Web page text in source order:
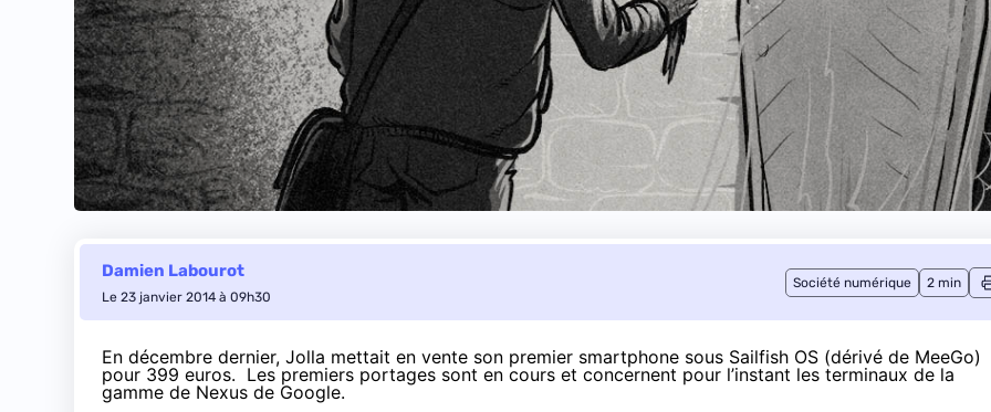
Damien Labourot
Le 23 janvier 2014 à 09h30
Société numérique 2 min
En décembre dernier, Jolla mettait en vente son premier smartphone sous Sailfish OS (dérivé de MeeGo)
pour 399 euros. Les premiers portages sont en cours et concernent pour l’instant les terminaux de la
gamme de Nexus de Google.